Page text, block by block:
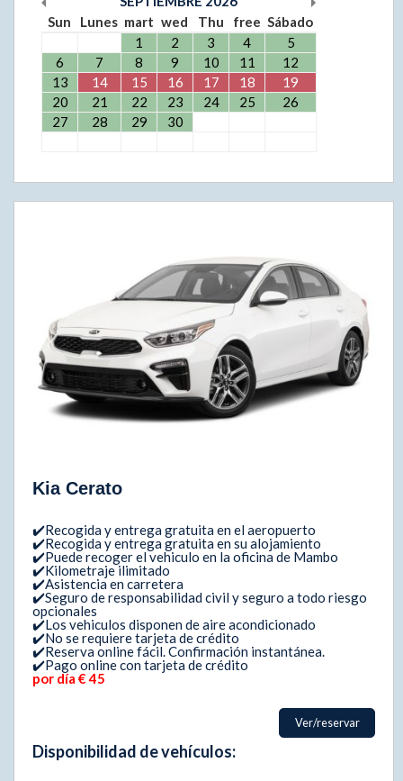
Sun
Lunes mart wed Thu free Sábado
1
2 3 4
5
6
7 8 9 10 11
12
13
14 15 16 17 18
19
20
21 22 23 24 25
26
27
28 29 30
Kia Cerato
✔️Recogida y entrega gratuita en el aeropuerto
✔️Recogida y entrega gratuita en su alojamiento
✔️Puede recoger el vehiculo en la oficina de Mambo
✔️Kilometraje ilimitado
✔️Asistencia en carretera
✔️Seguro de responsabilidad civil y seguro a todo riesgo
opcionales
✔️Los vehiculos disponen de aire acondicionado
✔️No se requiere tarjeta de crédito
✔️Reserva online fácil. Confirmación instantánea.
✔️Pago online con tarjeta de crédito
por día € 45
Ver/reservar
Disponibilidad de vehículos: